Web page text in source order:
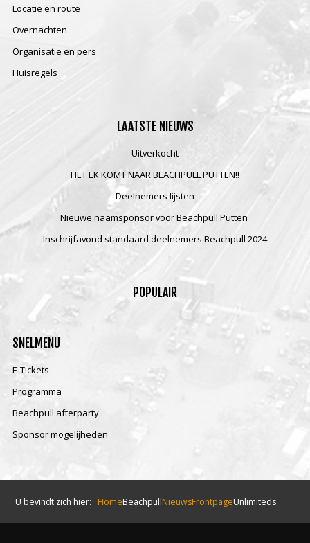
Locatie en route
Overnachten
Organisatie en pers
Huisregels
LAATSTE NIEUWS
Uitverkocht
HET EK KOMT NAAR BEACHPULL PUTTEN!!
Deelnemers lijsten
Nieuwe naamsponsor voor Beachpull Putten
Inschrijfavond standaard deelnemers Beachpull 2024
POPULAIR
SNELMENU
E-Tickets
Programma
Beachpull afterparty
Sponsor mogelijheden
U bevindt zich hier: HomeBeachpullNieuwsFrontpageUnlimiteds